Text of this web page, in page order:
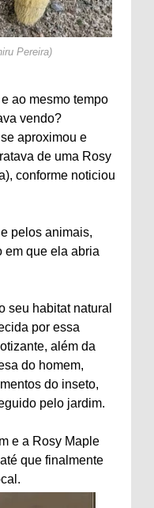
Pereira)
ao mesmo tempo
vendo?
aproximou e
de uma Rosy
conforme noticiou
pelos animais,
em que ela abria
seu habitat natural
por essa
além da
do homem,
do inseto,
pelo jardim.
e a Rosy Maple
que finalmente